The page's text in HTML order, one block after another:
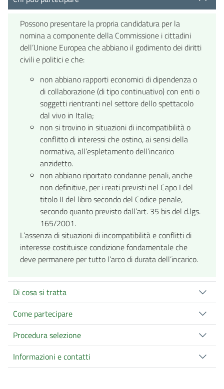
Possono presentare la propria candidatura per la
nomina a componente della Commissione i cittadini
dell’Unione Europea che abbiano il godimento dei diritti
civili e politici e che:
non abbiano rapporti economici di dipendenza o
di collaborazione (di tipo continuativo) con enti o
soggetti rientranti nel settore dello spettacolo
dal vivo in Italia;
non si trovino in situazioni di incompatibilità o
conflitto di interessi che ostino, ai sensi della
normativa, all’espletamento dell’incarico
anzidetto.
non abbiano riportato condanne penali, anche
non definitive, per i reati previsti nel Capo I del
titolo II del libro secondo del Codice penale,
secondo quanto previsto dall’art. 35 bis del d.lgs.
165/2001.
L’assenza di situazioni di incompatibilità e conflitti di
interesse costituisce condizione fondamentale che
deve permanere per tutto l’arco di durata dell’incarico.
Di cosa si tratta
Come partecipare
Procedura selezione
Informazioni e contatti